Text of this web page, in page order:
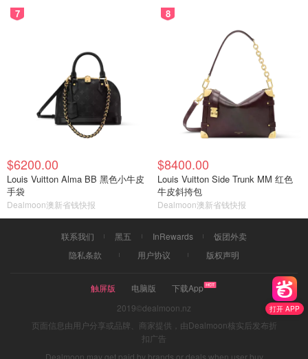
打开 APP
7
$6200.00
Louis Vuitton Alma BB 黑色小牛皮
手袋
Dealmoon澳新省钱快报
8
$8400.00
Louis Vuitton Side Trunk MM 红色
牛皮斜挎包
Dealmoon澳新省钱快报
联系我们 黑五 InRewards
饭团外卖
隐私条款
用户协议 版权声明
触屏版 电脑版
下载App
2019©dealmoon.nz
页面信息由用户分享或品牌、商家提供，由Dealmoon核实后发布折
扣广告
Dealmoon may get paid by brands or deals when user buy